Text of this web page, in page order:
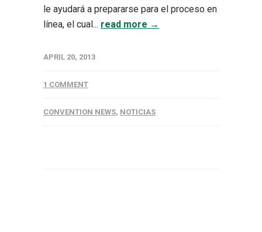
le ayudará a prepararse para el proceso en
línea, el cual... read more →
APRIL 20, 2013
1 COMMENT
CONVENTION NEWS, NOTICIAS